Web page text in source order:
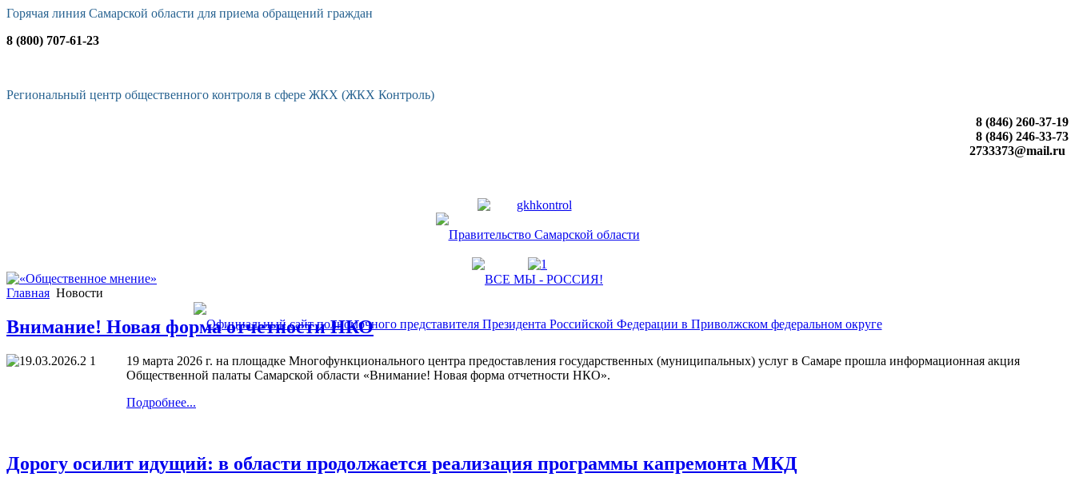
Горячая линия Самарской области для приема обращений граждан
8 (800) 707-61-23
Региональный центр общественного контроля в сфере ЖКХ (ЖКХ Контроль)
8 (846) 260-37-19
8 (846) 246-33-73
2733373@mail.ru
Главная Новости
Внимание! Новая форма отчетности НКО
19 марта 2026 г. на площадке Многофункционального центра предоставления государственных (муниципальных) услуг в Самаре прошла информационная акция
Общественной палаты Самарской области «Внимание! Новая форма отчетности НКО».
Подробнее...
Дорогу осилит идущий: в области продолжается реализация программы капремонта МКД